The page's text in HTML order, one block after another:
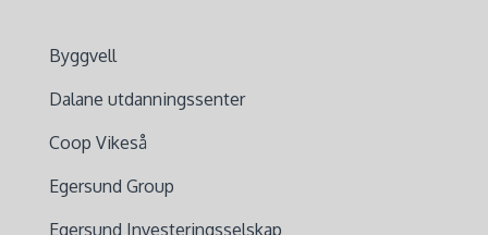
Byggvell
Dalane utdanningssenter
Coop Vikeså
Egersund Group
Egersund Investeringsselskap